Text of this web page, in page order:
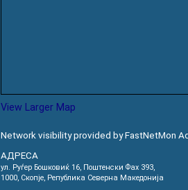
View Larger Map
Network visibility provided by FastNetMon
АДРЕСА
ул. Руѓер Бошковиќ 16, Пoштенски Фах 393,
1000, Скопје, Република Северна Македонија